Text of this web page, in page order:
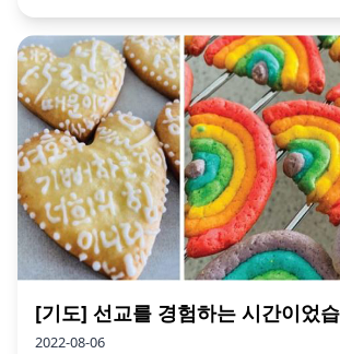
[기도] 선교를 경험하는 시간이었
2022-08-06